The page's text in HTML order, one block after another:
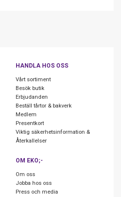
HANDLA HOS OSS
Vårt sortiment
Besök butik
Erbjudanden
Beställ tårtor & bakverk
Medlem
Presentkort
Viktig säkerhetsinformation &
Återkallelser
OM EKO;-
Om oss
Jobba hos oss
Press och media